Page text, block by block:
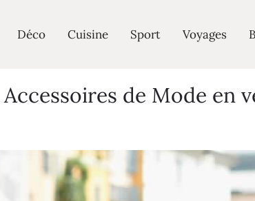
Déco Cuisine Sport Voyages
de Mode en